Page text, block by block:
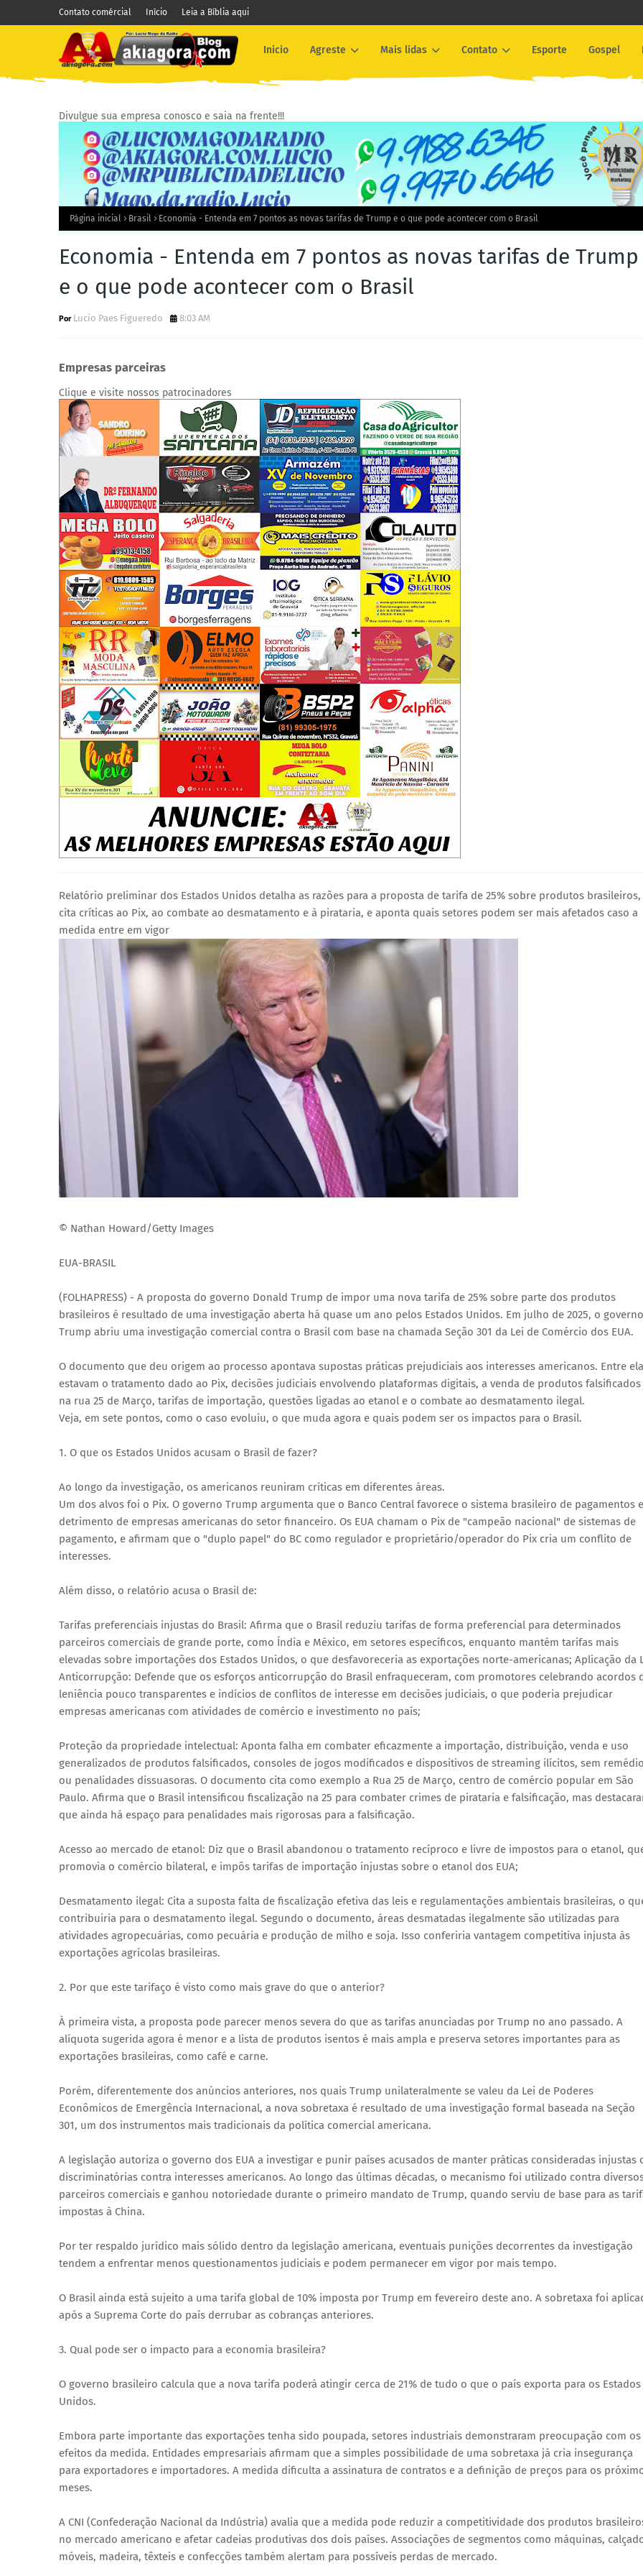
Contato comércial Início Leia a Bíblia aqui
Inicio Agreste Mais lidas Contato Esporte Gospel
Divulgue sua empresa conosco e saia na frente!!!
Página inicial Brasil Economia - Entenda em 7 pontos as novas tarifas de Trump e o que pode acontecer com o Brasil
Economia - Entenda em 7 pontos as novas tarifas de Trump
e o que pode acontecer com o Brasil
Lucio Paes Figueredo 8:03 AM
Empresas parceiras
Clique e visite nossos patrocinadores
Relatório preliminar dos Estados Unidos detalha as razões para a proposta de tarifa de 25% sobre produtos brasileiros,
cita críticas ao Pix, ao combate ao desmatamento e à pirataria, e aponta quais setores podem ser mais afetados caso a
medida entre em vigor
© Nathan Howard/Getty Images
EUA-BRASIL
(FOLHAPRESS) - A proposta do governo Donald Trump de impor uma nova tarifa de 25% sobre parte dos produtos
brasileiros é resultado de uma investigação aberta há quase um ano pelos Estados Unidos. Em julho de 2025, o governo
Trump abriu uma investigação comercial contra o Brasil com base na chamada Seção 301 da Lei de Comércio dos EUA.
O documento que deu origem ao processo apontava supostas práticas prejudiciais aos interesses americanos. Entre
estavam o tratamento dado ao Pix, decisões judiciais envolvendo plataformas digitais, a venda de produtos falsificados
na rua 25 de Março, tarifas de importação, questões ligadas ao etanol e o combate ao desmatamento ilegal.
Veja, em sete pontos, como o caso evoluiu, o que muda agora e quais podem ser os impactos para o Brasil.
1. O que os Estados Unidos acusam o Brasil de fazer?
Ao longo da investigação, os americanos reuniram críticas em diferentes áreas.
Um dos alvos foi o Pix. O governo Trump argumenta que o Banco Central favorece o sistema brasileiro de pagamentos
detrimento de empresas americanas do setor financeiro. Os EUA chamam o Pix de "campeão nacional" de sistemas de
pagamento, e afirmam que o "duplo papel" do BC como regulador e proprietário/operador do Pix cria um conflito de
interesses.
Além disso, o relatório acusa o Brasil de:
Tarifas preferenciais injustas do Brasil: Afirma que o Brasil reduziu tarifas de forma preferencial para determinados
parceiros comerciais de grande porte, como Índia e México, em setores específicos, enquanto mantém tarifas mais
elevadas sobre importações dos Estados Unidos, o que desfavoreceria as exportações norte-americanas; Aplicação da
Anticorrupção: Defende que os esforços anticorrupção do Brasil enfraqueceram, com promotores celebrando acordos
leniência pouco transparentes e indícios de conflitos de interesse em decisões judiciais, o que poderia prejudicar
empresas americanas com atividades de comércio e investimento no país;
Proteção da propriedade intelectual: Aponta falha em combater eficazmente a importação, distribuição, venda e uso
generalizados de produtos falsificados, consoles de jogos modificados e dispositivos de streaming ilícitos, sem
ou penalidades dissuasoras. O documento cita como exemplo a Rua 25 de Março, centro de comércio popular em São
Paulo. Afirma que o Brasil intensificou fiscalização na 25 para combater crimes de pirataria e falsificação, mas
que ainda há espaço para penalidades mais rigorosas para a falsificação.
Acesso ao mercado de etanol: Diz que o Brasil abandonou o tratamento recíproco e livre de impostos para o etanol,
promovia o comércio bilateral, e impôs tarifas de importação injustas sobre o etanol dos EUA;
Desmatamento ilegal: Cita a suposta falta de fiscalização efetiva das leis e regulamentações ambientais brasileiras, o
contribuiria para o desmatamento ilegal. Segundo o documento, áreas desmatadas ilegalmente são utilizadas para
atividades agropecuárias, como pecuária e produção de milho e soja. Isso conferiria vantagem competitiva injusta às
exportações agrícolas brasileiras.
2. Por que este tarifaço é visto como mais grave do que o anterior?
À primeira vista, a proposta pode parecer menos severa do que as tarifas anunciadas por Trump no ano passado. A
alíquota sugerida agora é menor e a lista de produtos isentos é mais ampla e preserva setores importantes para as
exportações brasileiras, como café e carne.
Porém, diferentemente dos anúncios anteriores, nos quais Trump unilateralmente se valeu da Lei de Poderes
Econômicos de Emergência Internacional, a nova sobretaxa é resultado de uma investigação formal baseada na Seção
301, um dos instrumentos mais tradicionais da política comercial americana.
A legislação autoriza o governo dos EUA a investigar e punir países acusados de manter práticas consideradas injustas
discriminatórias contra interesses americanos. Ao longo das últimas décadas, o mecanismo foi utilizado contra
parceiros comerciais e ganhou notoriedade durante o primeiro mandato de Trump, quando serviu de base para as
impostas à China.
Por ter respaldo jurídico mais sólido dentro da legislação americana, eventuais punições decorrentes da investigação
tendem a enfrentar menos questionamentos judiciais e podem permanecer em vigor por mais tempo.
O Brasil ainda está sujeito a uma tarifa global de 10% imposta por Trump em fevereiro deste ano. A sobretaxa foi
após a Suprema Corte do país derrubar as cobranças anteriores.
3. Qual pode ser o impacto para a economia brasileira?
O governo brasileiro calcula que a nova tarifa poderá atingir cerca de 21% de tudo o que o país exporta para os Estados
Unidos.
Embora parte importante das exportações tenha sido poupada, setores industriais demonstraram preocupação com os
efeitos da medida. Entidades empresariais afirmam que a simples possibilidade de uma sobretaxa já cria insegurança
para exportadores e importadores. A medida dificulta a assinatura de contratos e a definição de preços para os
meses.
A CNI (Confederação Nacional da Indústria) avalia que a medida pode reduzir a competitividade dos produtos
no mercado americano e afetar cadeias produtivas dos dois países. Associações de segmentos como máquinas,
móveis, madeira, têxteis e confecções também alertam para possíveis perdas de mercado.